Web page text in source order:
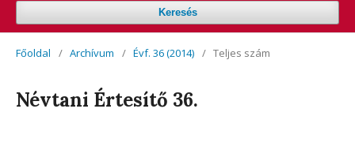
Keresés
Főoldal / Archívum / Évf. 36 (2014) / Teljes szám
Névtani Értesítő 36.